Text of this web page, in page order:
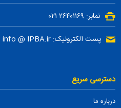
نمابر: ۲۶۴۰۱۱۶۹ ۰۲۱
پست الکترونیک: info @ IPBA.ir
دسترسی سریع
درباره ما